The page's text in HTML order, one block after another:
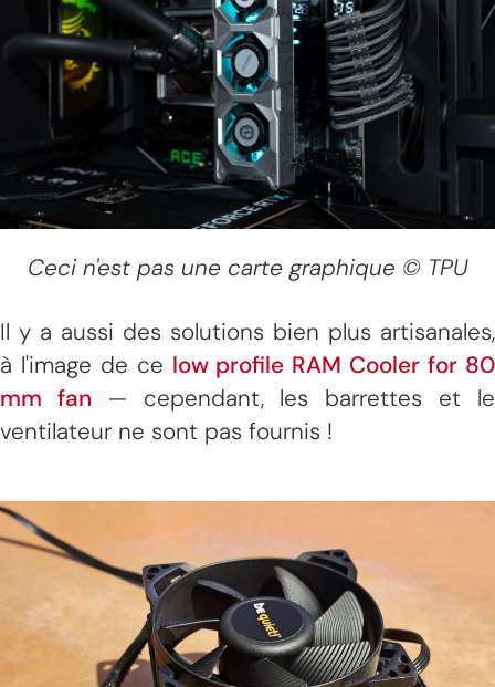
Ceci n'est pas une carte graphique © TPU
Il y a aussi des solutions bien plus artisanales,
à l'image de ce low profile RAM Cooler for 80
mm fan — cependant, les barrettes et le
ventilateur ne sont pas fournis !